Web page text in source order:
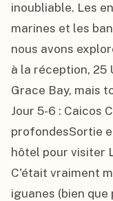
inoubliable. Les
marines et les
nous avons
à la réception, 25
Grace Bay, mais
Jour 5-6 : Caicos
profondesSortie
hôtel pour visiter
C'était vraiment
iguanes (bien